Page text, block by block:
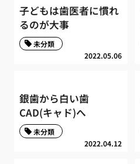
子どもは歯医者に慣れ
るのが大事
2022.05.06
未分類
銀歯から白い歯
CAD(キャド)へ
2022.04.12
未分類